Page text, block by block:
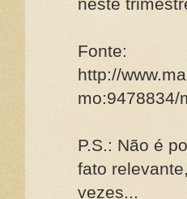
neste
Fonte:
http://
mo:9478834/
P.S.: Não é
fato
vezes...